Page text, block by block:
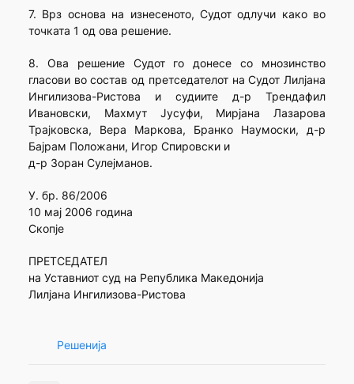
7. Врз основа на изнесеното, Судот одлучи како во
точката 1 од ова решение.
8. Ова решение Судот го донесе со мнозинство
гласови во состав од претседателот на Судот Лилјана
Ингилизова-Ристова и судиите д-р Трендафил
Ивановски, Махмут Јусуфи, Мирјана Лазарова
Трајковска, Вера Маркова, Бранко Наумоски, д-р
Бајрам Положани, Игор Спировски и
д-р Зоран Сулејманов.
У. бр. 86/2006
10 мај 2006 година
Скопје
ПРЕТСЕДАТЕЛ
на Уставниот суд на Република Македонија
Лилјана Ингилизова-Ристова
Решенија